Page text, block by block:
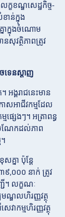
ខខណ្ឌសេដ្ឋកិច្ច-
ាន់ក្នុង
ាក្នុងចំណោម
សុវត្ថិភាពត្រូវ
ទេនស្តាញ
ង្គរាជនេះមាន
សអាជីវកម្មដែល
សេងៗ។ អត្រាពន្ធ
ចំណែកដល់ភាព
នា ប៉ុន្តែ
,០០០ នាក់ ត្រូវ
។ លក្ខណៈ
មណ្ឌលហិរញ្ញវត្ថុ
ាកម្មហិរញ្ញវត្ថុ